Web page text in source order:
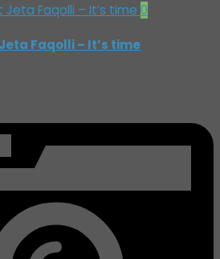
0
Faqolli – It’s time